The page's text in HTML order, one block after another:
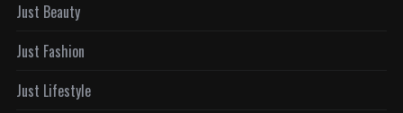
Just Beauty
Just Fashion
Just Lifestyle